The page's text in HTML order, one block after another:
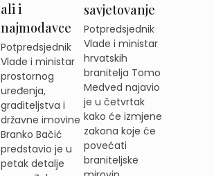
ali i
najmodavce
Potpredsjednik
Vlade i ministar
prostornog
uređenja,
graditeljstva i
državne imovine
Branko Bačić
predstavio je u
petak detalje
savjetovanje
Potpredsjednik
Vlade i ministar
hrvatskih
branitelja Tomo
Medved najavio
je u četvrtak
kako će izmjene
zakona koje će
povećati
braniteljske